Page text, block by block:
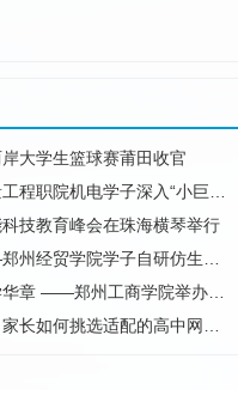
大学生篮球赛莆田收官
深入“小巨人”企业，交出8份青春“智造”答卷
技教育峰会在珠海横琴举行
贸学院学子自研仿生机械手
商学院举办2026年优秀教学材料展览会
如何挑选适配的高中网课品牌